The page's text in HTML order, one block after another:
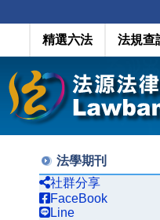
精選六法 法規查
法學期刊
社群分享
FaceBook
Line